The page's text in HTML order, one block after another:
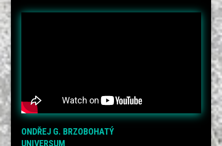
ONDŘEJ G. BRZOBOHATÝ
UNIVERSUM